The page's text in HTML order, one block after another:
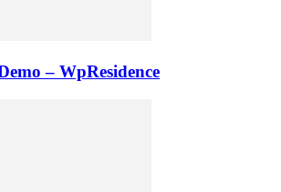
– WpResidence